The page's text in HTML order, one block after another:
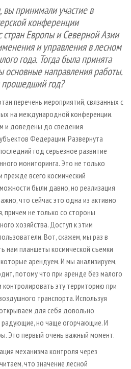
принимали участие в
конференции
Европы и Северной Азии
и управления в лесном
года. Тогда была принята
основные направления работы.
прошедший год?
перечень мероприятий, связанных с
на международной конференции.
и доведены до сведения
Федерации. Развернута
год серьезное развитие
мониторинга. Это не только
всего космический
были давно, но реализация
что сейчас это одна из активно
причем не только со стороны
хозяйства. Доступ к этим
Вот, скажем, мы раз в
нам планшеты космической съемки
арендуем. И мы анализируем,
потому что при аренде без малого
эту территорию при
транспорта. Используя
для себя довольно
радующие, но чаще огорчающие. И
Это первый очень важный момент.
механизма контроля через
что значение лесной